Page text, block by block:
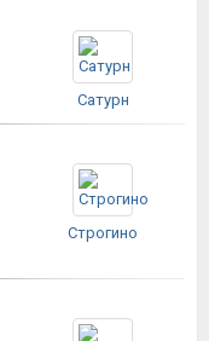
Сатурн
Строгино